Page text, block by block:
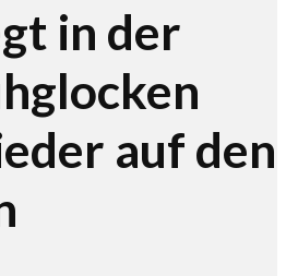
in der
auf den